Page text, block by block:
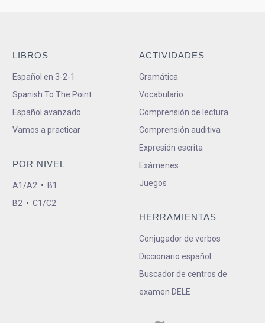
LIBROS
Español en 3-2-1
Spanish To The Point
Español avanzado
Vamos a practicar
POR NIVEL
A1/A2 • B1
B2 • C1/C2
ACTIVIDADES
Gramática
Vocabulario
Comprensión de lectura
Comprensión auditiva
Expresión escrita
Exámenes
Juegos
HERRAMIENTAS
Conjugador de verbos
Diccionario español
Buscador de centros de
examen DELE